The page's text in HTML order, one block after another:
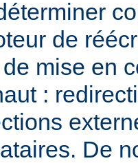
de
mise en
:
De